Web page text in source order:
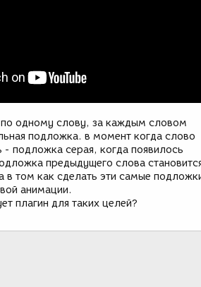
по одному слову, за каждым словом
подложка. в момент когда слово
- подложка серая, когда появилось
предыдущего слова
в том как сделать эти самые
анимации.
плагин для таких целей?